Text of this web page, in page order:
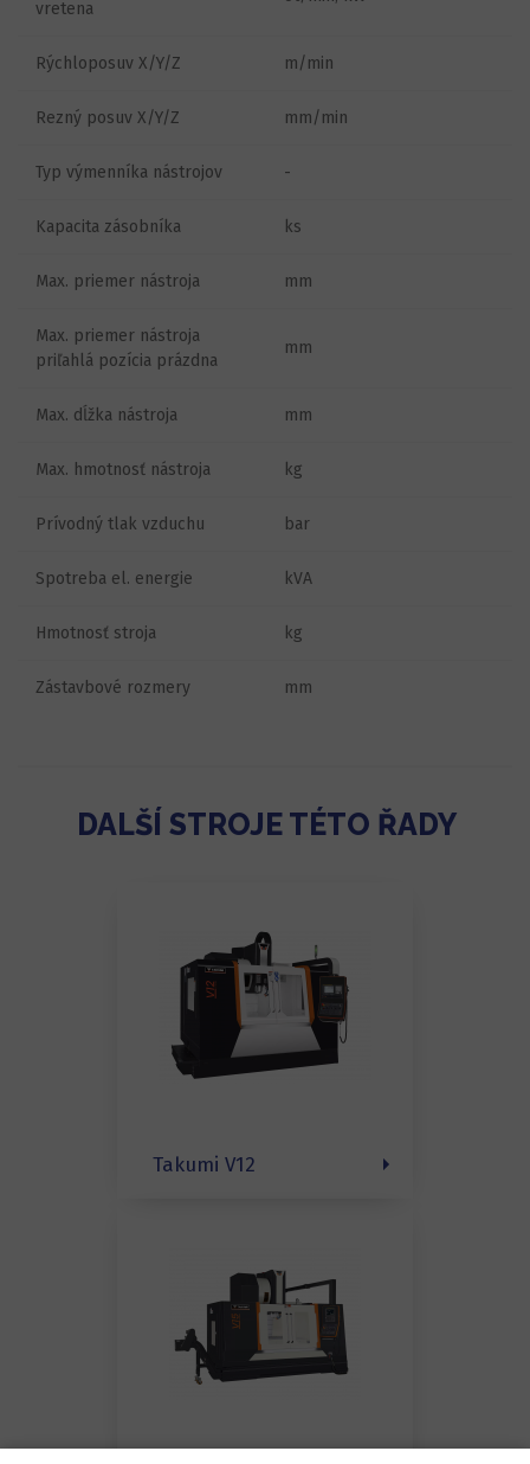
vretena
Rýchloposuv X/Y/Z m/min
Rezný posuv X/Y/Z mm/min
Typ výmenníka nástrojov -
Kapacita zásobníka ks
Max. priemer nástroja mm
Max. priemer nástroja
priľahlá pozícia prázdna
mm
Max. dĺžka nástroja mm
Max. hmotnosť nástroja kg
Prívodný tlak vzduchu bar
Spotreba el. energie kVA
Hmotnosť stroja kg
Zástavbové rozmery mm
DALŠÍ STROJE TÉTO ŘADY
Takumi V12